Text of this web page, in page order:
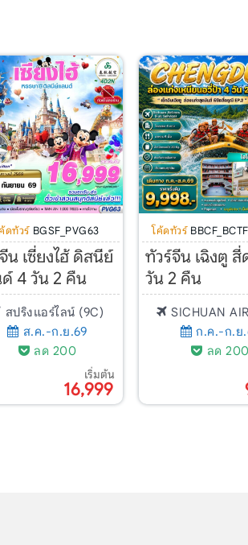
ดทัวร์ BGSF_PVG63
น เซี่ยงไฮ้ ดิสนีย์
4 วัน 2 คืน
สปริงแอร์ไลน์ (9C)
ส.ค.-ก.ย.69
ลด 200
เริ่มต้น
16,999
โค้ดทัวร์
ทัวร์จีน เฉิงตู
วัน 2 คืน
SICHUAN
ก.ค.-ก.ย
ลด 200